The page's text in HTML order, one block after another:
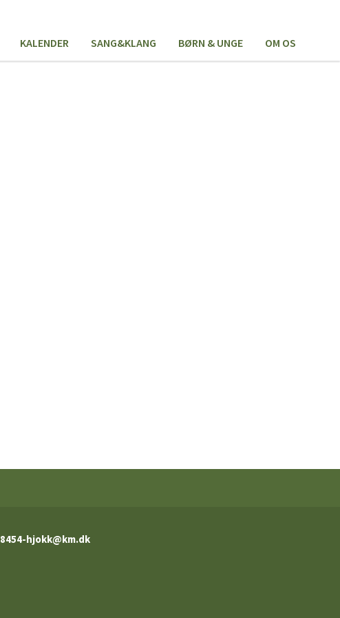
KALENDER SANG&KLANG BØRN & UNGE OM OS
8454-hjokk@km.dk